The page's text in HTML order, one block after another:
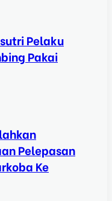
Pelaku
Pakai
Pelepasan
Ke